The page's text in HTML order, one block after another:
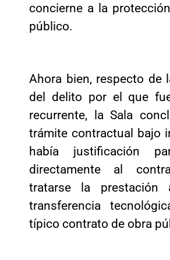
concierne a la
público.
Ahora bien, respecto de
del delito por el que
recurrente, la Sala
trámite contractual bajo
había justificación
directamente al
tratarse la prestación
transferencia
típico contrato de obra